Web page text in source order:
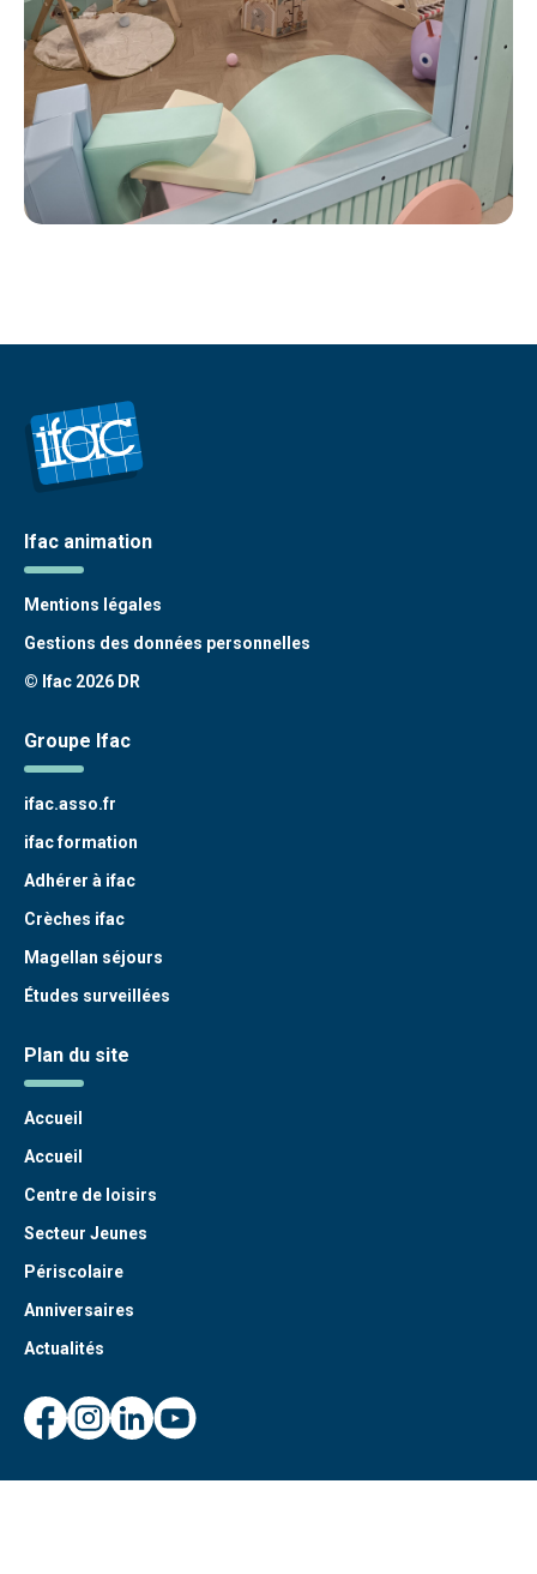
Ifac animation
Mentions légales
Gestions des données personnelles
© Ifac 2026 DR
Groupe Ifac
ifac.asso.fr
ifac formation
Adhérer à ifac
Crèches ifac
Magellan séjours
Études surveillées
Plan du site
Accueil
Accueil
Centre de loisirs
Secteur Jeunes
Périscolaire
Anniversaires
Actualités